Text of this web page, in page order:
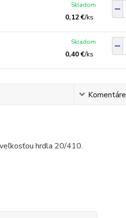
0,12 €/ks
Skladom
0,40 €/ks
Skladom
Komentáre
hrdla 20/410.